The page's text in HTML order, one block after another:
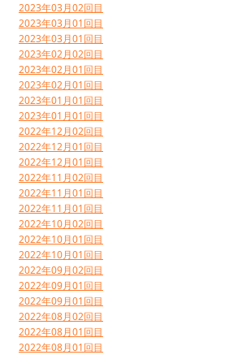
2023年03月02回目
2023年03月01回目
2023年03月01回目
2023年02月02回目
2023年02月01回目
2023年02月01回目
2023年01月01回目
2023年01月01回目
2022年12月02回目
2022年12月01回目
2022年12月01回目
2022年11月02回目
2022年11月01回目
2022年11月01回目
2022年10月02回目
2022年10月01回目
2022年10月01回目
2022年09月02回目
2022年09月01回目
2022年09月01回目
2022年08月02回目
2022年08月01回目
2022年08月01回目